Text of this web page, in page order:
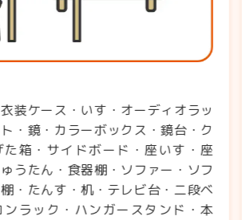
装ケース・いす・オーディオラッ
・鏡・カラーボックス・鏡台・ク
た箱・サイドボード・座いす・座
うたん・食器棚・ソファー・ソフ
・たんす・机・テレビ台・二段ベ
ンラック・ハンガースタンド・本